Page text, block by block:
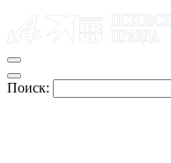
Поиск: